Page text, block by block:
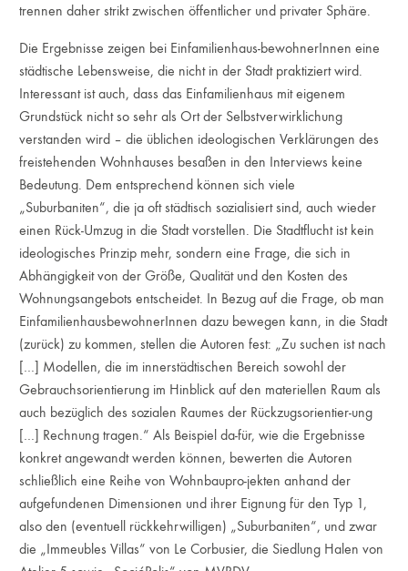
trennen daher strikt zwischen öffentlicher und privater Sphäre.
Die Ergebnisse zeigen bei Einfamilienhaus-bewohnerInnen eine
städtische Lebensweise, die nicht in der Stadt praktiziert wird.
Interessant ist auch, dass das Einfamilienhaus mit eigenem
Grundstück nicht so sehr als Ort der Selbstverwirklichung
verstanden wird – die üblichen ideologischen Verklärungen des
freistehenden Wohnhauses besaßen in den Interviews keine
Bedeutung. Dem entsprechend können sich viele
„Suburbaniten“, die ja oft städtisch sozialisiert sind, auch wieder
einen Rück-Umzug in die Stadt vorstellen. Die Stadtflucht ist kein
ideologisches Prinzip mehr, sondern eine Frage, die sich in
Abhängigkeit von der Größe, Qualität und den Kosten des
Wohnungsangebots entscheidet. In Bezug auf die Frage, ob man
EinfamilienhausbewohnerInnen dazu bewegen kann, in die Stadt
(zurück) zu kommen, stellen die Autoren fest: „Zu suchen ist nach
[…] Modellen, die im innerstädtischen Bereich sowohl der
Gebrauchsorientierung im Hinblick auf den materiellen Raum als
auch bezüglich des sozialen Raumes der Rückzugsorientier-ung
[…] Rechnung tragen.“ Als Beispiel da-für, wie die Ergebnisse
konkret angewandt werden können, bewerten die Autoren
schließlich eine Reihe von Wohnbaupro-jekten anhand der
aufgefundenen Dimensionen und ihrer Eignung für den Typ 1,
also den (eventuell rückkehrwilligen) „Suburbaniten“, und zwar
die „Immeubles Villas“ von Le Corbusier, die Siedlung Halen von